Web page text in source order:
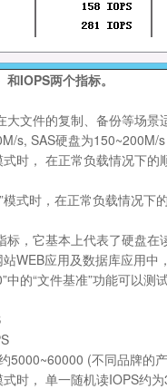
IOPS两个指标。
文件的复制、备份等场
s, SAS硬盘为150~200M/
式时， 在正常负载情况下
模式时，在正常负载情况
，它基本上代表了硬盘
WEB应用及数据库应用
中的“文件基准”功能可以
5000~60000 (不同品牌的
式时， 单一随机读IOPS约